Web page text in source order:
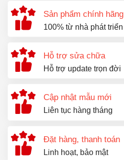
Sản phẩm chính hãng
100% từ nhà phát triển
Hỗ trợ sửa chữa
Hỗ trợ update trọn đời
Cập nhật mẫu mới
Liên tục hàng tháng
Đặt hàng, thanh toán
Linh hoạt, bảo mật